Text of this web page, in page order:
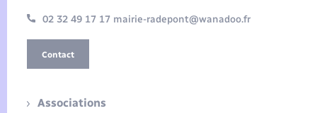
02 32 49 17 17 mairie-radepont@wanadoo.fr
Contact
Associations